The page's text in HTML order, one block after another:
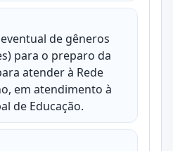
de gêneros
para o preparo da
atender à Rede
em atendimento à
de Educação.